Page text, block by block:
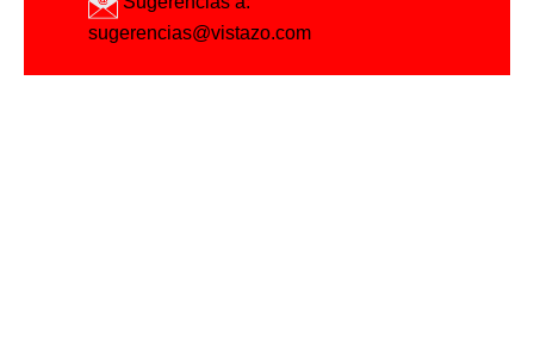
sugerencias@vistazo.com